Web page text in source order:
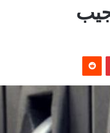
بينتيريست